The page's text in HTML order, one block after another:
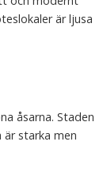
är ljusa
åsarna. Staden
starka men